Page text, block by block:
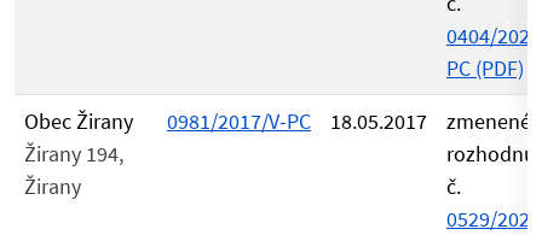
0404/
PC (PDF)
Obec Žirany
Žirany 194,
Žirany
0981/2017/V-PC 18.05.2017
zmenené
č.
0529/